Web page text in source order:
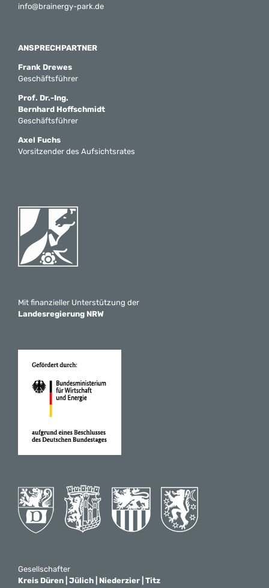
info@brainergy-park.de
ANSPRECHPARTNER
Frank Drewes
Geschäftsführer
Prof. Dr.-Ing.
Bernhard Hoffschmidt
Geschäftsführer
Axel Fuchs
Vorsitzender des Aufsichtsrates
Mit finanzieller Unterstützung der
Landesregierung NRW
Gesellschafter
Kreis Düren | Jülich | Niederzier | Titz